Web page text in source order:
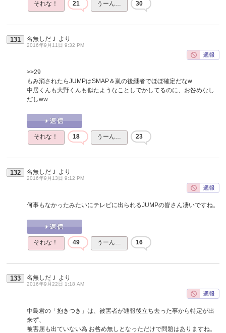
それな！ 21 うーん… 30
131 名無しだＪ より
2016年9月11日 9:32 PM
>>29
もみ消されたらJUMPはSMAP＆嵐の後継者でほぼ確定だなw
中居くんも大野くんも似たようなことしでかしてるのに、お咎めなし
だしww
それな！ 18 うーん… 23
132 名無しだＪ より
2016年9月13日 9:12 PM
何事もなかったみたいにテレビに出られるJUMPの皆さん凄いですね。
それな！ 49 うーん… 16
133 名無しだＪ より
2016年9月22日 1:18 AM
中島君の「抱きつき」は、被害者が通報後立ち去った事から特定が出
来ず、
被害届も出ていない為 お咎め無しとなっただけで問題はありますね。